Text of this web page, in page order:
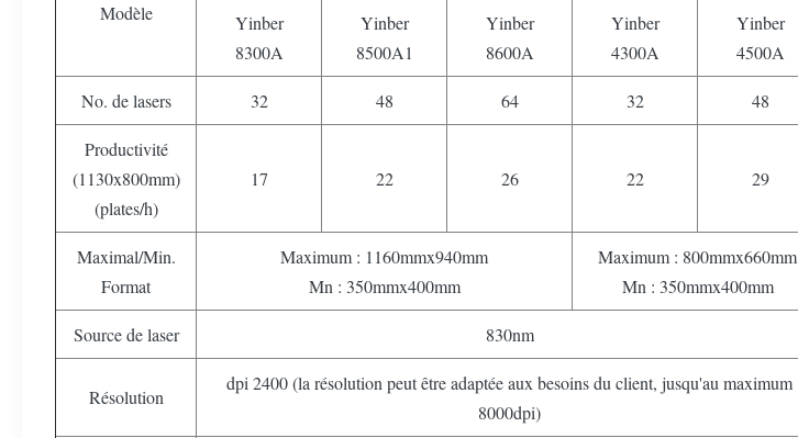
Modèle
Yinber
8300A
Yinber
8500A1
Yinber
8600A
Yinber
4300A
Yinber
4500A
No. de lasers 32 48 64 32 48
Productivité
(1130x800mm)
(plates/h)
17 22 26 22 29
Maximal/Min.
Format
Maximum : 1160mmx940mm
Mn : 350mmx400mm
Maximum : 800mmx660mm
Mn : 350mmx400mm
Source de laser 830nm
Résolution
dpi 2400 (la résolution peut être adaptée aux besoins du client, jusqu'au maximum
8000dpi)